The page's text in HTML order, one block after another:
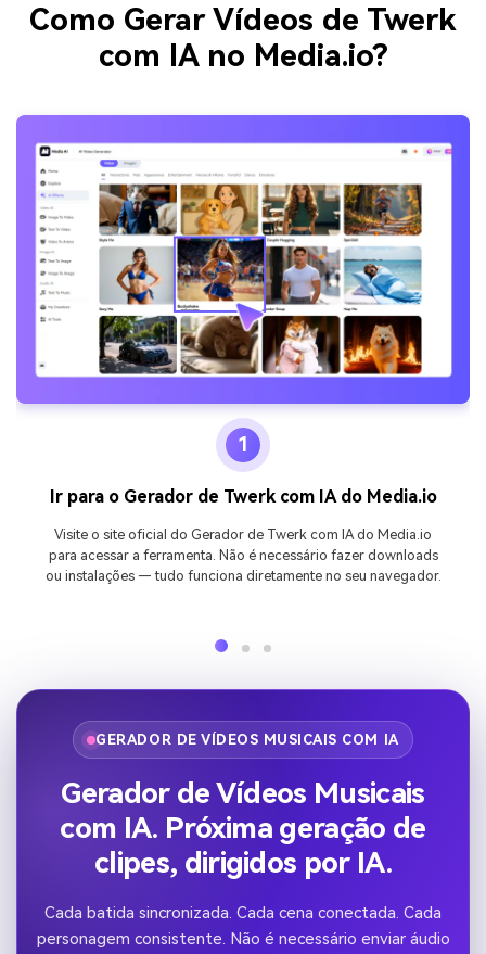
Como Gerar Vídeos de Twerk
com IA no Media.io?
1
Ir para o Gerador de Twerk com IA do Media.io
Visite o site oficial do Gerador de Twerk com IA do Media.io
para acessar a ferramenta. Não é necessário fazer downloads
ou instalações — tudo funciona diretamente no seu navegador.
GERADOR DE VÍDEOS MUSICAIS COM IA
Gerador de Vídeos Musicais
com IA. Próxima geração de
clipes, dirigidos por IA.
Cada batida sincronizada. Cada cena conectada. Cada
personagem consistente. Não é necessário enviar áudio